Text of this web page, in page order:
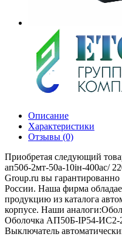
Описание
Характеристики
Отзывы (0)
Приобретая следующий
ап50б-2мт-50а-10iн-400ac/
Group.ru вы
России. Наша фирма
продукцию из каталога
корпусе. Наши
Оболочка АП50Б-IP54-
Выключатель